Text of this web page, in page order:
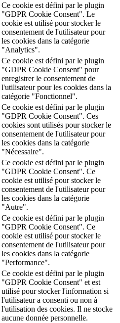
Ce cookie est défini par le plugin
"GDPR Cookie Consent". Le
cookie est utilisé pour stocker le
consentement de l'utilisateur pour
les cookies dans la catégorie
"Analytics".
Ce cookie est défini par le plugin
"GDPR Cookie Consent" pour
enregistrer le consentement de
l'utilisateur pour les cookies dans la
catégorie "Fonctionnel".
Ce cookie est défini par le plugin
"GDPR Cookie Consent". Ces
cookies sont utilisés pour stocker le
consentement de l'utilisateur pour
les cookies dans la catégorie
"Nécessaire".
Ce cookie est défini par le plugin
"GDPR Cookie Consent". Ce
cookie est utilisé pour stocker le
consentement de l'utilisateur pour
les cookies dans la catégorie
"Autre".
Ce cookie est défini par le plugin
"GDPR Cookie Consent". Ce
cookie est utilisé pour stocker le
consentement de l'utilisateur pour
les cookies dans la catégorie
"Performance".
Ce cookie est défini par le plugin
"GDPR Cookie Consent" et est
utilisé pour stocker l'information si
l'utilisateur a consenti ou non à
l'utilisation des cookies. Il ne stocke
aucune donnée personnelle.